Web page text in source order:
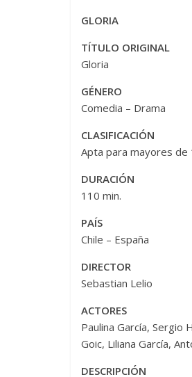
GLORIA
TÍTULO ORIGINAL
Gloria
GÉNERO
Comedia – Drama
CLASIFICACIÓN
Apta para mayores de
DURACIÓN
110 min.
PAÍS
Chile – España
DIRECTOR
Sebastian Lelio
ACTORES
Paulina García, Sergio
Goic, Liliana García,
DESCRIPCIÓN